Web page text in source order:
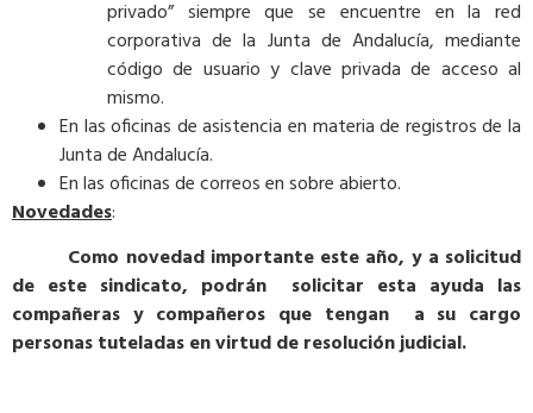
privado” siempre que se encuentre en la red
corporativa de la Junta de Andalucía, mediante
código de usuario y clave privada de acceso al
mismo.
En las oficinas de asistencia en materia de registros de la
Junta de Andalucía.
En las oficinas de correos en sobre abierto.
Novedades:
Como novedad importante este año, y a solicitud
de este sindicato, podrán solicitar esta ayuda las
compañeras y compañeros que tengan a su cargo
personas tuteladas en virtud de resolución judicial.